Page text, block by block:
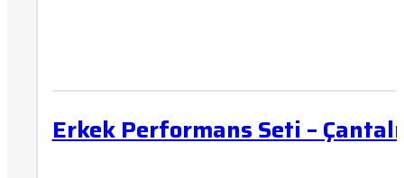
Erkek Performans Seti – Çantalı